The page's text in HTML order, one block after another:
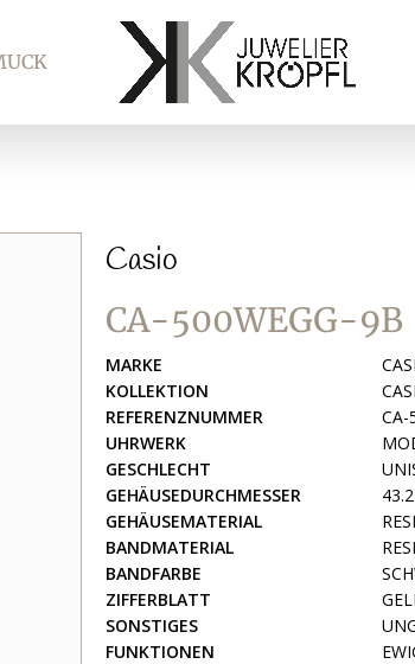
Casio
CA-500WEGG-9B
MARKE
KOLLEKTION
REFERENZNUMMER
CA-
UHRWERK
GESCHLECHT
GEHÄUSEDURCHMESSER
GEHÄUSEMATERIAL
BANDMATERIAL
BANDFARBE
ZIFFERBLATT
SONSTIGES
FUNKTIONEN